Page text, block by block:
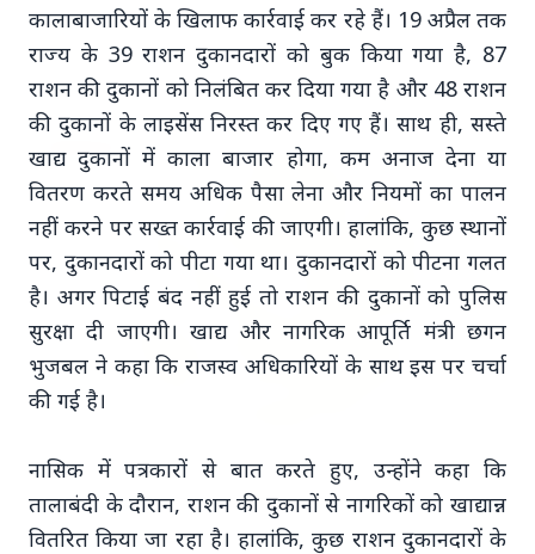
Top Stories
TOP STORIES
7 Jun 2026
गोंद कतिरा वेलनेस ड्रिंक — पेट की सेहत के लिए रात भर का
उपाय जिसका आपका पेट इंतजार कर रहा था
कालाबाजारियों के खिलाफ कार्रवाई कर रहे हैं। 19 अप्रैल तक
राज्य के 39 राशन दुकानदारों को बुक किया गया है, 87
राशन की दुकानों को निलंबित कर दिया गया है और 48 राशन
की दुकानों के लाइसेंस निरस्त कर दिए गए हैं। साथ ही, सस्ते
खाद्य दुकानों में काला बाजार होगा, कम अनाज देना या
वितरण करते समय अधिक पैसा लेना और नियमों का पालन
नहीं करने पर सख्त कार्रवाई की जाएगी। हालांकि, कुछ स्थानों
पर, दुकानदारों को पीटा गया था। दुकानदारों को पीटना गलत
है। अगर पिटाई बंद नहीं हुई तो राशन की दुकानों को पुलिस
सुरक्षा दी जाएगी। खाद्य और नागरिक आपूर्ति मंत्री छगन
भुजबल ने कहा कि राजस्व अधिकारियों के साथ इस पर चर्चा
की गई है।
नासिक में पत्रकारों से बात करते हुए, उन्होंने कहा कि
तालाबंदी के दौरान, राशन की दुकानों से नागरिकों को खाद्यान्न
वितरित किया जा रहा है। हालांकि, कुछ राशन दुकानदारों के